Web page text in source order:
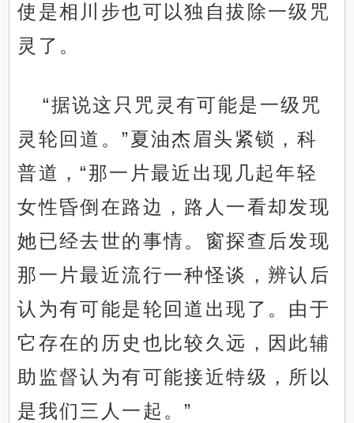
使是相川步也可以独自拔除一级咒
灵了。
“据说这只咒灵有可能是一级咒
灵轮回道。”夏油杰眉头紧锁，科
普道，“那一片最近出现几起年轻
女性昏倒在路边，路人一看却发现
她已经去世的事情。窗探查后发现
那一片最近流行一种怪谈，辨认后
认为有可能是轮回道出现了。由于
它存在的历史也比较久远，因此辅
助监督认为有可能接近特级，所以
是我们三人一起。”